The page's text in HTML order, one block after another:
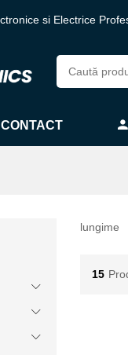
si Electrice
CONTACT
lungime
15